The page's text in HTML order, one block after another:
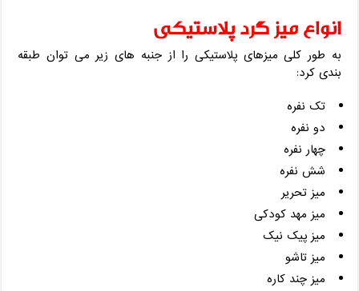
انواع میز گرد پلاستیکی
به طور کلی میزهای پلاستیکی را از جنبه های زیر می توان طبقه
بندی کرد:
تک نفره
دو نفره
چهار نفره
شش نفره
میز تحریر
میز مهد کودکی
میز پیک نیک
میز تاشو
میز چند کاره